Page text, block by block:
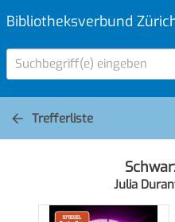
Bibliotheksverbund
Suchbegriff(e) eingeben
Trefferliste
Julia